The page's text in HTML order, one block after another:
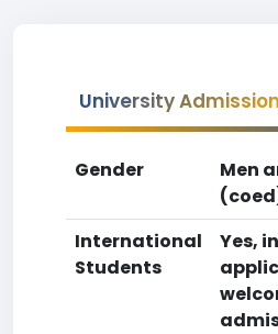
University
Gender
Men
International
Students
Yes,